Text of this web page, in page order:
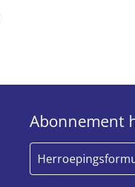
Abonnement